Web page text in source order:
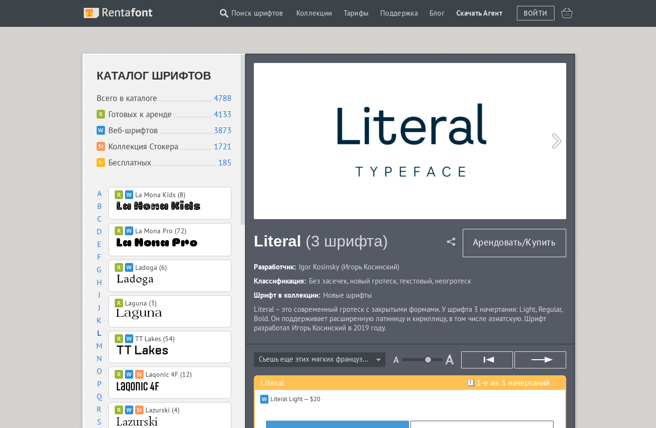
Поиск шрифтов Коллекции Тарифы Поддержка Блог Скачать Агент ВОЙТИ
КАТАЛОГ ШРИФТОВ
Всего в каталоге
4788
Готовых к аренде
4133
Веб-шрифтов
3873
Коллекция Стокера
1721
Бесплатных
185
A
B
C
D
E
F
G
H
I
J
K
L
M
N
O
P
Q
R
S
La Mona Kids (8)
La Mona Pro (72)
Ladoga (6)
Laguna (3)
TT Lakes (54)
Laqonic 4F (12)
Lazurski (4)
Literal (3 шрифта) Арендовать/Купить
Разработчик: Igor Kosinsky(Игорь Косинский)
Классификация: Без засечек, новый гротеск,текстовый, неогротеск
Шрифт в коллекции: Новые шрифты
Literal – это современный гротеск с закрытыми формами. У шрифта 3 начертания: Light, Regular,
Bold. Он поддерживает расширенную латиницу и кириллицу, в том числе азиатскую. Шрифт
разработал Игорь Косинский в 2019 году.
Съешь еще этих мягких французских...
Literal 1-е из 3 начертаний
Literal Light — $20